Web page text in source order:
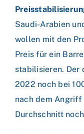
Saudi-Arabien
wollen mit den
Preis für ein
stabilisieren. Der
2022 noch bei
nach dem Angriff
Durchschnitt